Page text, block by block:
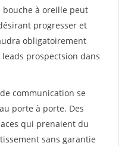
bouche à oreille peut
progresser et
obligatoirement
prospectsion dans
communication se
porte à porte. Des
qui prenaient du
sans garantie